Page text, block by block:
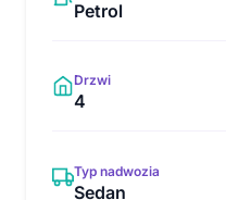
Petrol
Drzwi
4
Typ nadwozia
Sedan